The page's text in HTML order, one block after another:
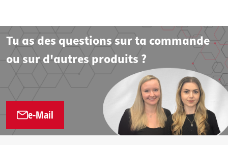
Tu as des questions sur ta commande
ou sur d'autres produits ?
e-Mail